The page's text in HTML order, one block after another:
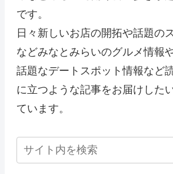
です。
日々新しいお店の開拓や話題の
などみなとみらいのグルメ情報
話題なデートスポット情報など
に立つような記事をお届けした
ています。